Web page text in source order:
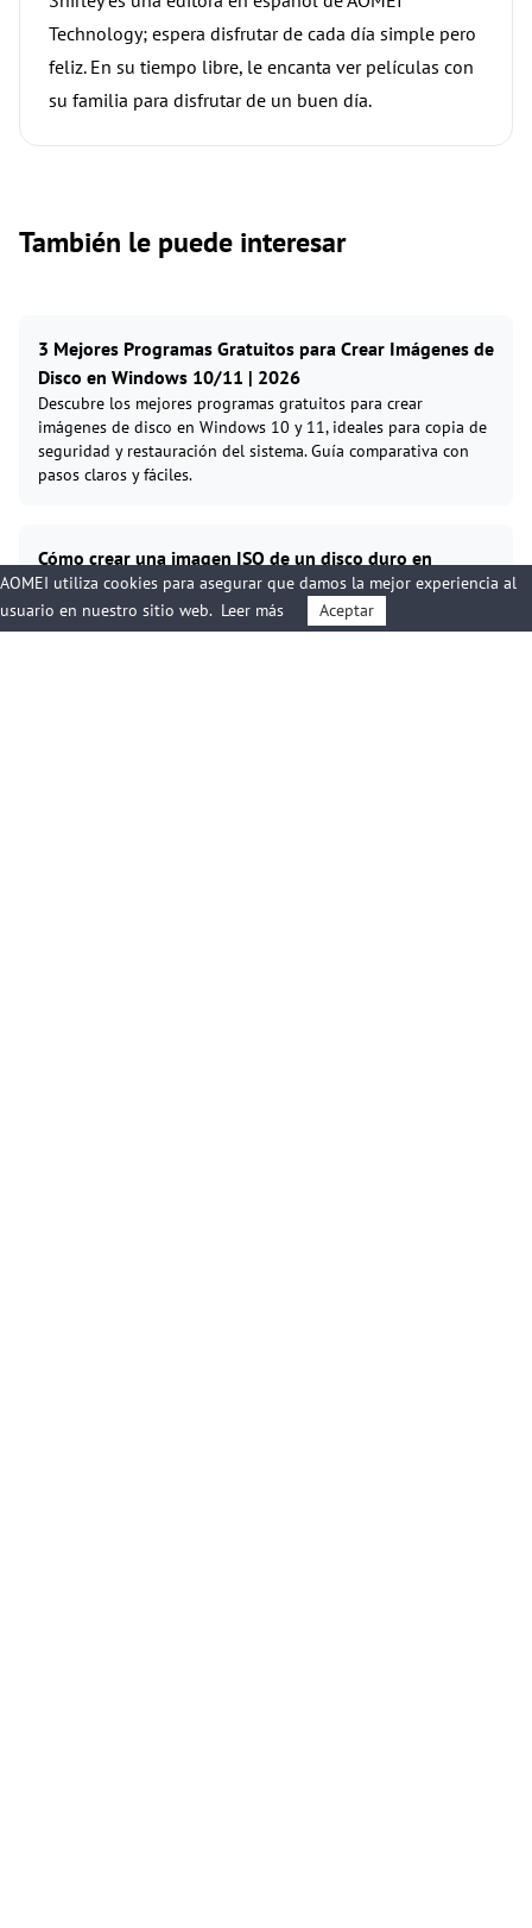
Technology; espera disfrutar de cada día simple pero
feliz. En su tiempo libre, le encanta ver películas con
su familia para disfrutar de un buen día.
También le puede interesar
3 Mejores Programas Gratuitos para Crear Imágenes de
Disco en Windows 10/11 | 2026
Descubre los mejores programas gratuitos para crear
imágenes de disco en Windows 10 y 11, ideales para copia de
seguridad y restauración del sistema. Guía comparativa con
pasos claros y fáciles.
Cómo crear una imagen ISO de un disco duro en
Windows (5 métodos)
Aprende cómo crear una imagen ISO de un disco duro en
Windows para copia de seguridad, restauración o
AOMEI utiliza cookies para asegurar que damos la mejor experiencia al
usuario en nuestro sitio web. Leer más Aceptar